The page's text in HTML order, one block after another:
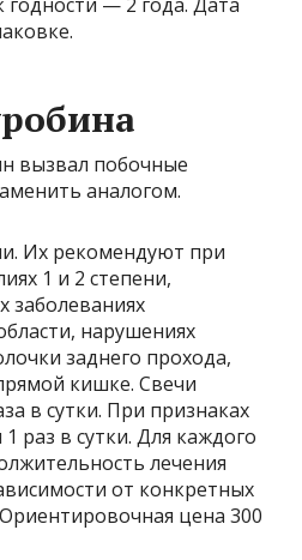
вызвал побочные
аналогом.
Их рекомендуют при
1 и 2 степени,
заболеваниях
нарушениях
заднего прохода,
кишке. Свечи
в сутки. При признаках
раз в сутки. Для каждого
лечения
от конкретных
цена 300